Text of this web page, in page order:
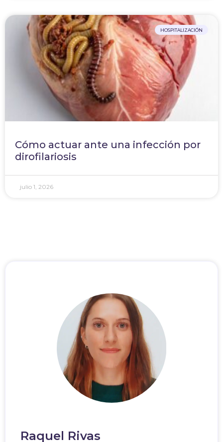
HOSPITALIZACIÓN
Cómo actuar ante una infección por
dirofilariosis
julio 1, 2026
Raquel Rivas